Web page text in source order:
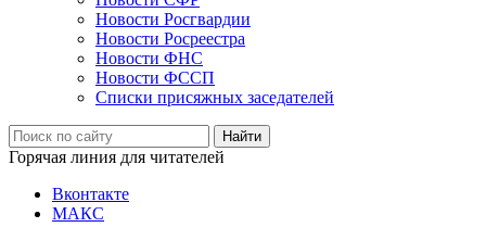
Новости Росгвардии
Новости Росреестра
Новости ФНС
Новости ФССП
Списки присяжных заседателей
Горячая линия для читателей
Вконтакте
МАКС